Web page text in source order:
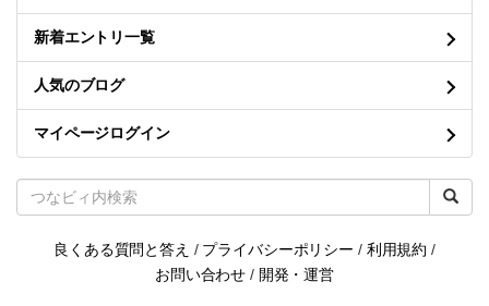
新着エントリ一覧
人気のブログ
マイページログイン
良くある質問と答え / プライバシーポリシー / 利用規約 /
お問い合わせ / 開発・運営